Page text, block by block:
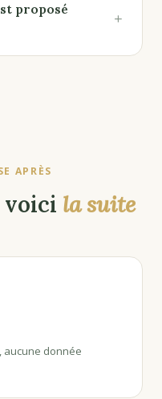
proposé
+
APRÈS
voici la suite
aucune donnée